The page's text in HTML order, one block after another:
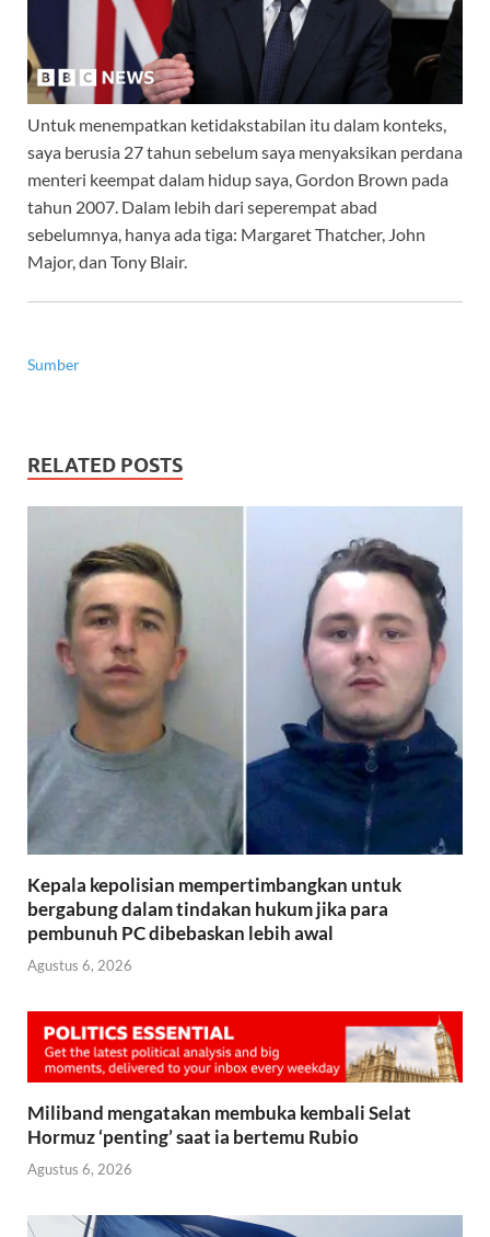
Untuk menempatkan ketidakstabilan itu dalam konteks,
saya berusia 27 tahun sebelum saya menyaksikan perdana
menteri keempat dalam hidup saya, Gordon Brown pada
tahun 2007. Dalam lebih dari seperempat abad
sebelumnya, hanya ada tiga: Margaret Thatcher, John
Major, dan Tony Blair.
Sumber
RELATED POSTS
Kepala kepolisian mempertimbangkan untuk
bergabung dalam tindakan hukum jika para
pembunuh PC dibebaskan lebih awal
Agustus 6, 2026
Miliband mengatakan membuka kembali Selat
Hormuz ‘penting’ saat ia bertemu Rubio
Agustus 6, 2026